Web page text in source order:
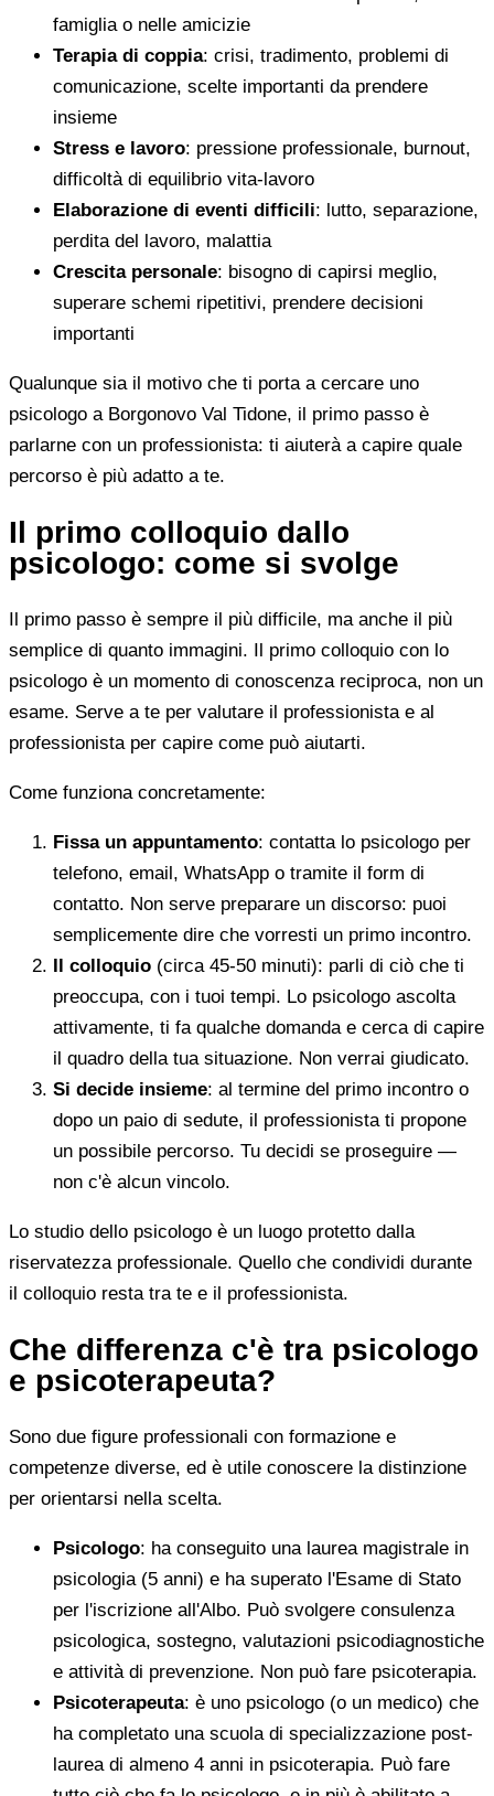
famiglia o nelle amicizie
Terapia di coppia: crisi, tradimento, problemi di
comunicazione, scelte importanti da prendere
insieme
Stress e lavoro: pressione professionale, burnout,
difficoltà di equilibrio vita-lavoro
Elaborazione di eventi difficili: lutto, separazione,
perdita del lavoro, malattia
Crescita personale: bisogno di capirsi meglio,
superare schemi ripetitivi, prendere decisioni
importanti
Qualunque sia il motivo che ti porta a cercare uno
psicologo a Borgonovo Val Tidone, il primo passo è
parlarne con un professionista: ti aiuterà a capire quale
percorso è più adatto a te.
Il primo colloquio dallo
psicologo: come si svolge
Il primo passo è sempre il più difficile, ma anche il più
semplice di quanto immagini. Il primo colloquio con lo
psicologo è un momento di conoscenza reciproca, non un
esame. Serve a te per valutare il professionista e al
professionista per capire come può aiutarti.
Come funziona concretamente:
Fissa un appuntamento: contatta lo psicologo per
telefono, email, WhatsApp o tramite il form di
contatto. Non serve preparare un discorso: puoi
semplicemente dire che vorresti un primo incontro.
Il colloquio (circa 45-50 minuti): parli di ciò che ti
preoccupa, con i tuoi tempi. Lo psicologo ascolta
attivamente, ti fa qualche domanda e cerca di capire
il quadro della tua situazione. Non verrai giudicato.
Si decide insieme: al termine del primo incontro o
dopo un paio di sedute, il professionista ti propone
un possibile percorso. Tu decidi se proseguire —
non c'è alcun vincolo.
Lo studio dello psicologo è un luogo protetto dalla
riservatezza professionale. Quello che condividi durante
il colloquio resta tra te e il professionista.
Che differenza c'è tra psicologo
e psicoterapeuta?
Sono due figure professionali con formazione e
competenze diverse, ed è utile conoscere la distinzione
per orientarsi nella scelta.
Psicologo: ha conseguito una laurea magistrale in
psicologia (5 anni) e ha superato l'Esame di Stato
per l'iscrizione all'Albo. Può svolgere consulenza
psicologica, sostegno, valutazioni psicodiagnostiche
e attività di prevenzione. Non può fare psicoterapia.
Psicoterapeuta: è uno psicologo (o un medico) che
ha completato una scuola di specializzazione post-
laurea di almeno 4 anni in psicoterapia. Può fare